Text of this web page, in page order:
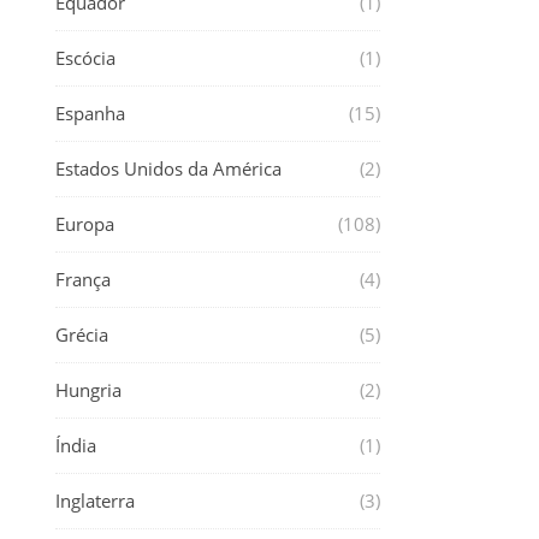
Escócia (1)
Espanha (15)
Estados Unidos da América (2)
Europa (108)
França (4)
Grécia (5)
Hungria (2)
Índia (1)
Inglaterra (3)